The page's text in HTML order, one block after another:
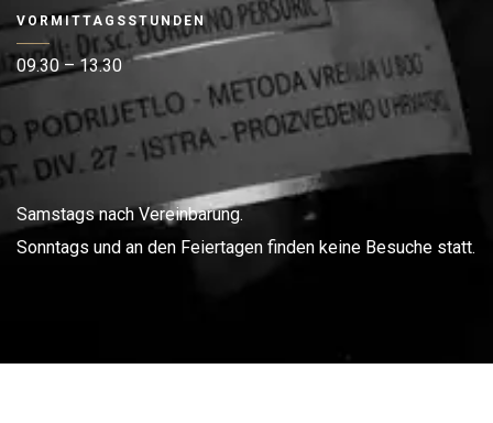
VORMITTAGSSTUNDEN
09.30 – 13.30
Samstags nach Vereinbarung.
Sonntags und an den Feiertagen finden keine Besuche statt.